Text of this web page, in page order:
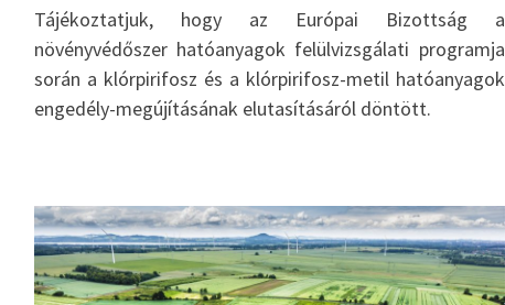
Tájékoztatjuk, hogy az Európai Bizottság a
növényvédőszer hatóanyagok felülvizsgálati programja
során a klórpirifosz és a klórpirifosz-metil hatóanyagok
engedély-megújításának elutasításáról döntött.